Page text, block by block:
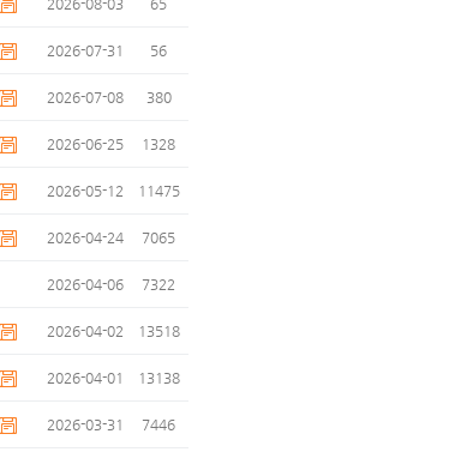
2026-08-03 65
2026-07-31 56
2026-07-08 380
2026-06-25 1328
2026-05-12 11475
2026-04-24 7065
2026-04-06 7322
2026-04-02 13518
2026-04-01 13138
2026-03-31 7446